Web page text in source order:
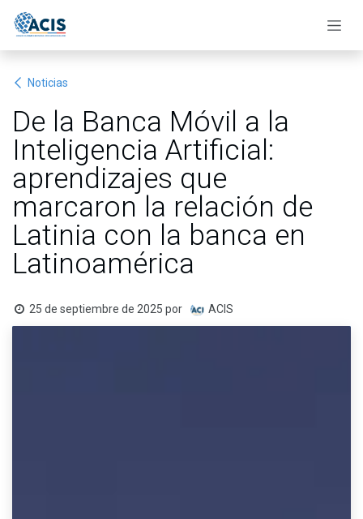
Noticias
De la Banca Móvil a la
Inteligencia Artificial:
aprendizajes que
marcaron la relación de
Latinia con la banca en
Latinoamérica
25 de septiembre de 2025 por ACIS